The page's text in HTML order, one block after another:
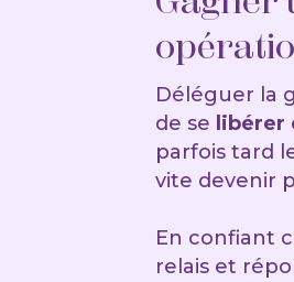
Déléguer la
de se libérer
parfois tard
vite devenir
En confiant
relais et